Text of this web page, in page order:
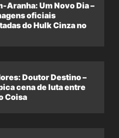
Aranha: Um Novo Dia –
oficiais
do Hulk Cinza no
Doutor Destino –
cena de luta entre
Coisa